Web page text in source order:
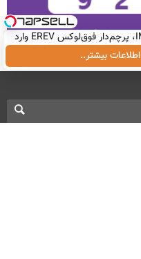
رونمایی از IM LS9، پرچم‌دار فوق‌لوکس EREV وارد
بازار ایران شد
اطلاعات بیشتر..